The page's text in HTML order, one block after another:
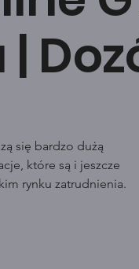
się bardzo dużą
które są i jeszcze
rynku zatrudnienia.